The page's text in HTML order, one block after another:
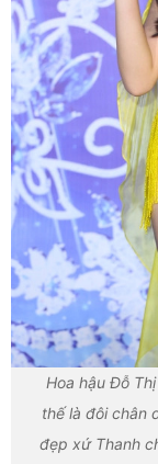
Hoa hậu Đỗ
thế là đôi chân
đẹp xứ Thanh